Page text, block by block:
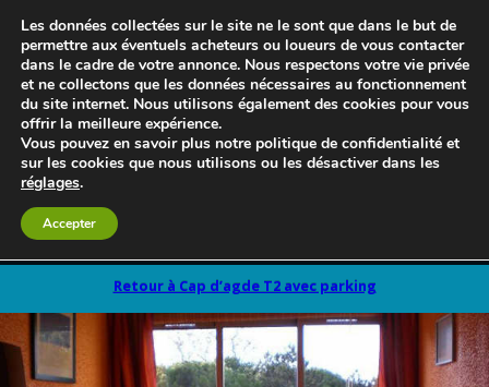
Retour à Cap d’agde T2 avec parking
Les données collectées sur le site ne le sont que dans le but de
permettre aux éventuels acheteurs ou loueurs de vous contacter
dans le cadre de votre annonce. Nous respectons votre vie privée
et ne collectons que les données nécessaires au fonctionnement
du site internet. Nous utilisons également des cookies pour vous
offrir la meilleure expérience.
Vous pouvez en savoir plus notre politique de confidentialité et
sur les cookies que nous utilisons ou les désactiver dans les
réglages.
Accepter